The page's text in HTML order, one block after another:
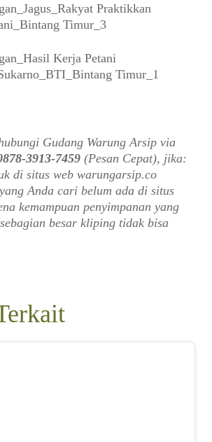
Praktikkan
Timur_3
Kerja Petani
Timur_1
Gudang Warung Arsip via
3913-7459 (Pesan Cepat), jika:
di situs web warungarsip.co
Anda cari belum ada di situs
kemampuan penyimpanan yang
besar kliping tidak bisa